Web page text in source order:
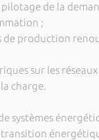
de la
;
de production
sur les
charge.
systèmes